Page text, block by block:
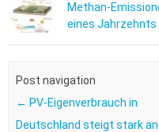
Methan-
eines Jahrzehnts
Post navigation
← PV-Eigenverbrauch in
Deutschland steigt stark an